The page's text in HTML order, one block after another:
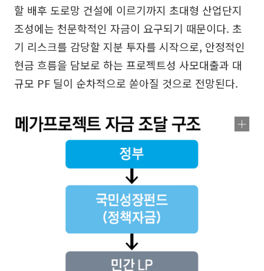
할 배후 도로망 건설에 이르기까지 초대형 산업단지
조성에는 천문학적인 자금이 요구되기 때문이다. 초
기 리스크를 감당할 지분 투자를 시작으로, 안정적인
현금 흐름을 담보로 하는 프로젝트성 사모대출과 대
규모 PF 딜이 순차적으로 쏟아질 것으로 전망된다.